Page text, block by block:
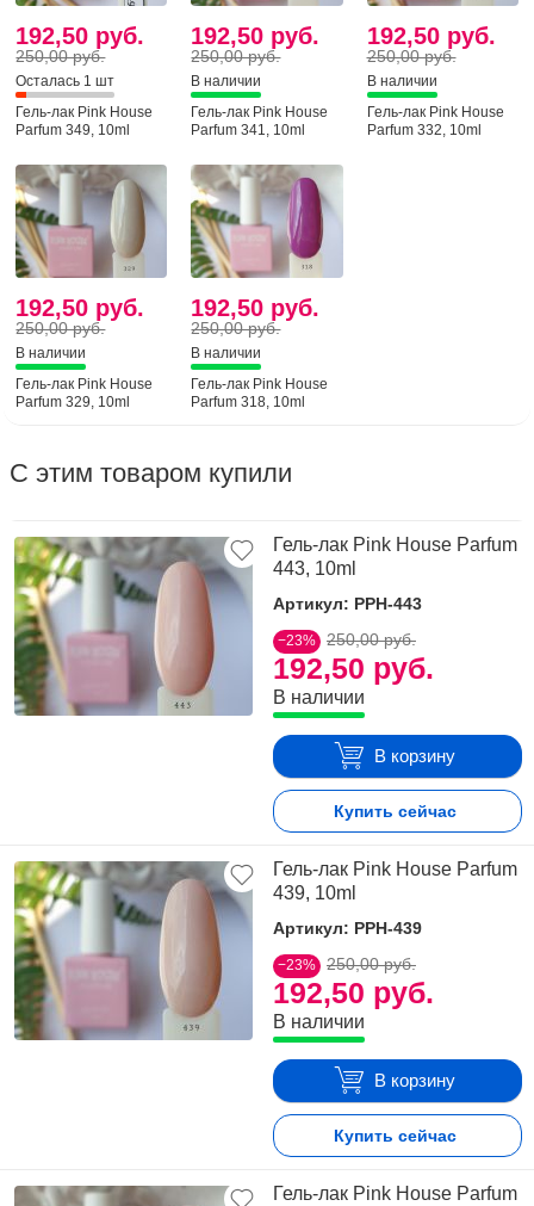
192,50 руб.
250,00 руб.
Осталась 1 шт
Гель-лак Pink House
Parfum 349, 10ml
192,50 руб.
250,00 руб.
В наличии
Гель-лак Pink House
Parfum 341, 10ml
192,50 руб.
250,00 руб.
В наличии
Гель-лак Pink House
Parfum 332, 10ml
192,50 руб.
250,00 руб.
В наличии
Гель-лак Pink House
Parfum 329, 10ml
192,50 руб.
250,00 руб.
В наличии
Гель-лак Pink House
Parfum 318, 10ml
С этим товаром купили
Гель-лак Pink House Parfum
443, 10ml
Артикул: PPH-443
−23%
192,50 руб.
250,00 руб.
В наличии
В корзину
Купить сейчас
Гель-лак Pink House Parfum
439, 10ml
Артикул: PPH-439
−23%
192,50 руб.
250,00 руб.
В наличии
В корзину
Купить сейчас
Гель-лак Pink House Parfum